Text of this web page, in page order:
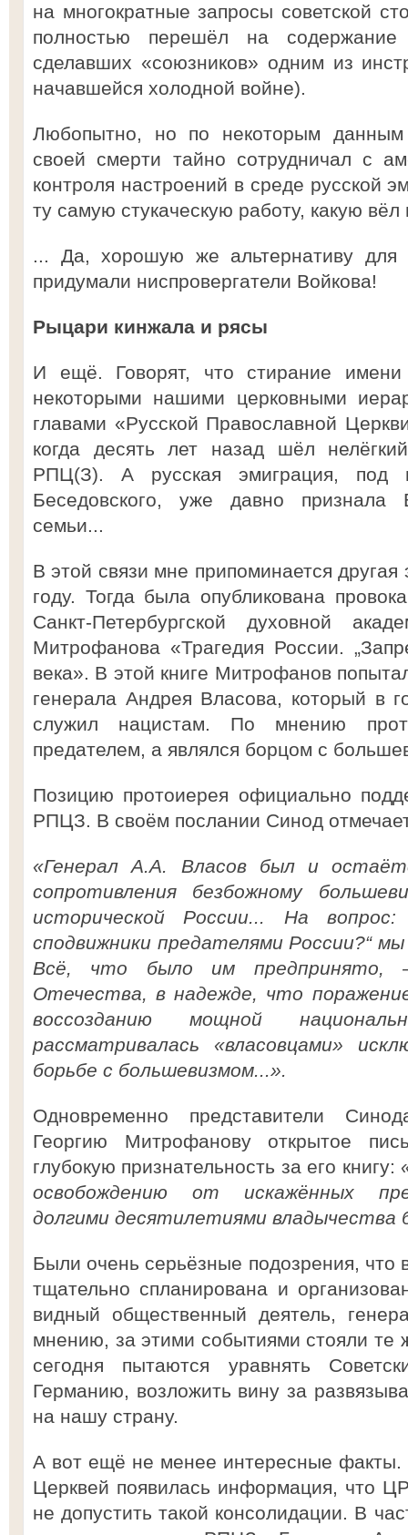
на многократные запросы советской
полностью перешёл на содержание
сделавших «союзников» одним из
начавшейся холодной войне).
Любопытно, но по некоторым
своей смерти тайно сотрудничал с
контроля настроений в среде русской
ту самую стукаческую работу, какую вёл
... Да, хорошую же альтернативу для
придумали ниспровергатели Войкова!
Рыцари кинжала и рясы
И ещё. Говорят, что стирание
некоторыми нашими церковными
главами «Русской Православной
когда десять лет назад шёл
РПЦ(З). А русская эмиграция, под
Беседовского, уже давно признала
семьи...
В этой связи мне припоминается
году. Тогда была опубликована
Санкт-Петербургской духовной
Митрофанова «Трагедия России.
века». В этой книге Митрофанов
генерала Андрея Власова, который в
служил нацистам. По мнению
предателем, а являлся борцом с
Позицию протоиерея официально
РПЦЗ. В своём послании Синод
«Генерал А.А. Власов был и
сопротивления безбожному
исторической России... На
сподвижники предателями России?“
Всё, что было им предпринято,
Отечества, в надежде, что
воссозданию мощной
рассматривалась «власовцами»
борьбе с большевизмом...».
Одновременно представители
Георгию Митрофанову открытое
глубокую признательность за его книгу:
освобождению от искажённых
долгими десятилетиями владычества
Были очень серьёзные подозрения, что
тщательно спланирована и
видный общественный деятель,
мнению, за этими событиями стояли те
сегодня пытаются уравнять
Германию, возложить вину за
на нашу страну.
А вот ещё не менее интересные
Церквей появилась информация, что
не допустить такой консолидации. В